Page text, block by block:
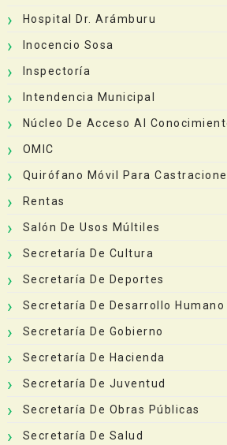
Hospital Dr. Arámburu
Inocencio Sosa
Inspectoría
Intendencia Municipal
Núcleo De Acceso Al
OMIC
Quirófano Móvil Para
Rentas
Salón De Usos Múltiles
Secretaría De Cultura
Secretaría De Deportes
Secretaría De Desarrollo Humano
Secretaría De Gobierno
Secretaría De Hacienda
Secretaría De Juventud
Secretaría De Obras Públicas
Secretaría De Salud